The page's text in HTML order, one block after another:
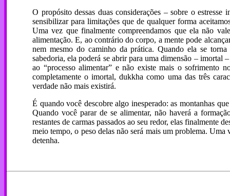
O propósito dessas duas considerações – sobre o
sensibilizar para limitações que de qualquer forma
Uma vez que finalmente compreendamos que ela não
alimentação. E, ao contrário do corpo, a mente pode
nem mesmo do caminho da prática. Quando ela se
sabedoria, ela poderá se abrir para uma dimensão – imortal
ao “processo alimentar” e não existe mais o sofrimento
completamente o imortal, dukkha como uma das três
verdade não mais existirá.
É quando você descobre algo inesperado: as montanhas
Quando você parar de se alimentar, não haverá a
restantes de carmas passados ao seu redor, elas finalmente
meio tempo, o peso delas não será mais um problema.
detenha.